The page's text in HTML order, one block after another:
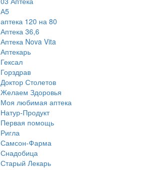
А5
аптека 120 на 80
Аптека 36,6
Аптека Nova Vita
Аптекарь
Гексал
Горздрав
Доктор Столетов
Желаем Здоровья
Моя любимая аптека
Натур-Продукт
Первая помощь
Ригла
Самсон-Фарма
Снадобица
Старый Лекарь